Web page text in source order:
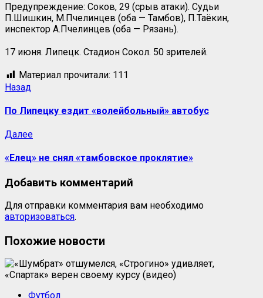
Предупреждение: Соков, 29 (срыв атаки). Судьи
П.Шишкин, М.Пчелинцев (оба — Тамбов), П.Таёкин,
инспектор А.Пчелинцев (оба — Рязань).
17 июня. Липецк. Стадион Сокол. 50 зрителей.
Материал прочитали: 111
Назад
По Липецку ездит «волейбольный» автобус
Далее
«Елец» не снял «тамбовское проклятие»
Добавить комментарий
Для отправки комментария вам необходимо
авторизоваться.
Похожие новости
Футбол